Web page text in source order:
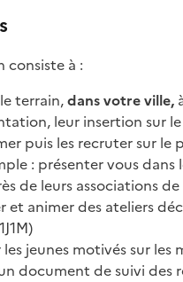
consiste à :
terrain,dans votre ville,
leur insertion sur
puis les recruter sur le
: présenter vous
de leurs associations
et animer des ateliers
jeunes motivés sur
document de suivi des